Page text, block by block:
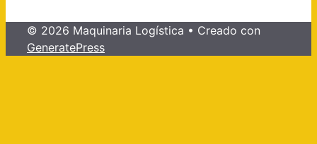
© 2026 Maquinaria Logística • Creado con
GeneratePress